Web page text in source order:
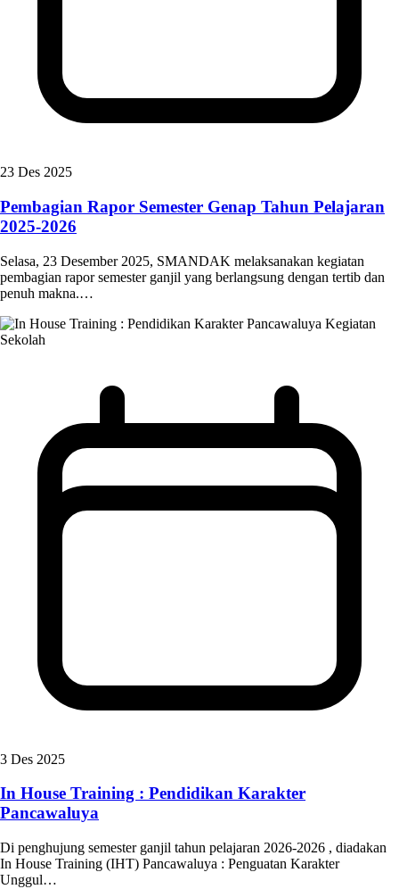
23 Des 2025
Pembagian Rapor Semester Genap Tahun Pelajaran
2025-2026
Selasa, 23 Desember 2025, SMANDAK melaksanakan kegiatan
pembagian rapor semester ganjil yang berlangsung dengan tertib dan
penuh makna.…
Kegiatan
Sekolah
3 Des 2025
In House Training : Pendidikan Karakter
Pancawaluya
Di penghujung semester ganjil tahun pelajaran 2026-2026 , diadakan
In House Training (IHT) Pancawaluya : Penguatan Karakter
Unggul…